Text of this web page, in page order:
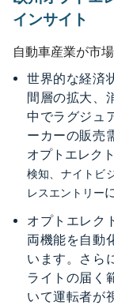
インサイト
自動車産業が市
世界的な経済
間層の拡大、
中でラグジュ
ーカーの販売
オプトエレク
検知、ナイトビ
レスエントリー
オプトエレク
両機能を自動
います。さら
ライトの届く
いて運転者が